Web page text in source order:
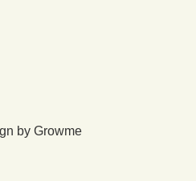
by Growme